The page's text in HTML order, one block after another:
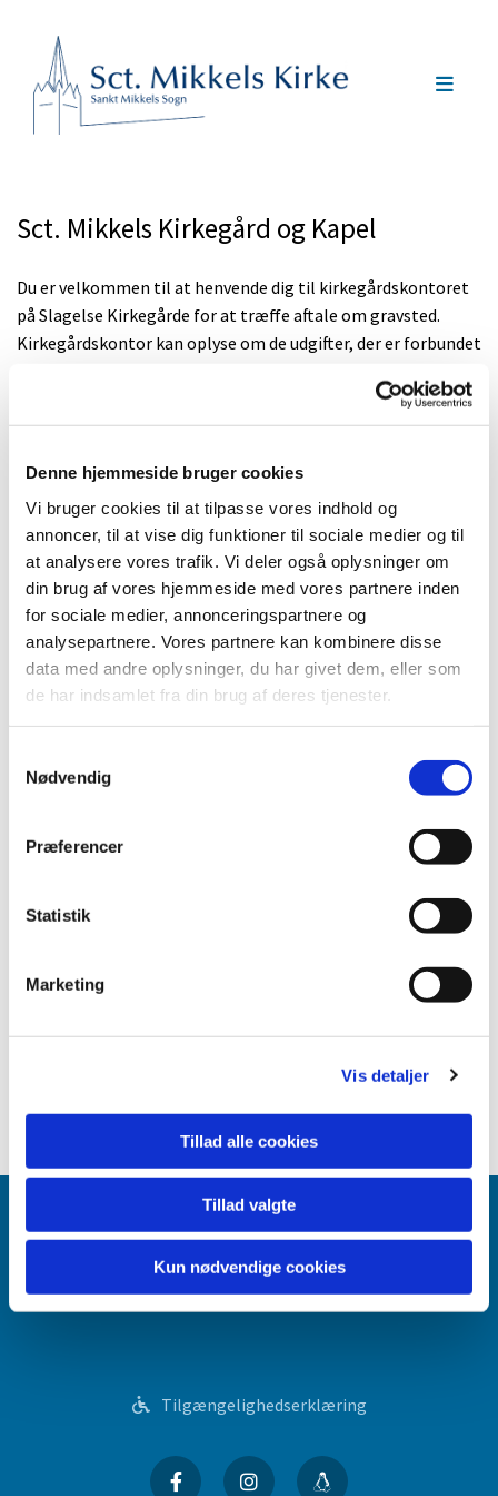
Denne hjemmeside bruger cookies
Vi bruger cookies til at tilpasse vores indhold og
annoncer, til at vise dig funktioner til sociale medier og til
at analysere vores trafik. Vi deler også oplysninger om
din brug af vores hjemmeside med vores partnere inden
for sociale medier, annonceringspartnere og
analysepartnere. Vores partnere kan kombinere disse
data med andre oplysninger, du har givet dem, eller som
de har indsamlet fra din brug af deres tjenester.
Nødvendig
Præferencer
Statistik
Marketing
Vis detaljer
Tillad alle cookies
Tillad valgte
Kun nødvendige cookies
Sct. Mikkels Kirkegård og Kapel
Du er velkommen til at henvende dig til kirkegårdskontoret
på Slagelse Kirkegårde for at træffe aftale om gravsted.
Kirkegårdskontor kan oplyse om de udgifter, der er forbundet
I tilfælde af ligbrænding kan urnen nedsættes i et allerede
(både for kiste og for urne), eller man kan gøre brug af en
fællesgrav på de kirkegårde, hvor en sådan forefindes.
På de fleste kirkegårde findes foruden ukendt fællesgrav
også en kendt fællesgrav. Det vil sige en fællesgrav, hvor der
opsættes et gravminde over afdøde, og hvor gravstedet
således er kendt. Disse fællesgrave renholdes af kirkegården
imod betaling af et engangsbeløb.
Adresse:Sct. Mikkels Kirkes Kirkegård og Kapel, Parkvej 1,
kontakt:www.slagelsekirkegaarde.dk
Ved dødsfald rettes der normalt henvendelse
til en bedemand/begravelsesforretning, som herefter tager
og begravelsen eller bisættelsen. Som hovedregel skal
bisættelse/begravelse finde sted senest otte dage efter
dødsfaldet.
bisættelse og begravelse , eller du
SCT. MIKKELS KIRKE
Livet Kalender Kontor Præster
Tilgængelighedserklæring